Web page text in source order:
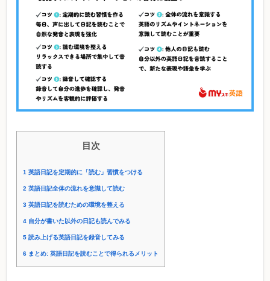
目次
1 英語日記を定期的に「読む」習慣をつける
2 英語日記全体の流れを意識して読む
3 英語日記を読むための環境を整える
4 自分が書いた以外の日記も読んでみる
5 読み上げる英語日記を録音してみる
6 まとめ: 英語日記を読むことで得られるメリット